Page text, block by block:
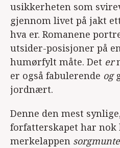
usikkerheten som
gjennom livet på jakt
hva er. Romanene
utsider-posisjoner på
humørfylt måte. Det er
er også fabulerende og
jordnært.
Denne den mest
forfatterskapet har
merkelappen